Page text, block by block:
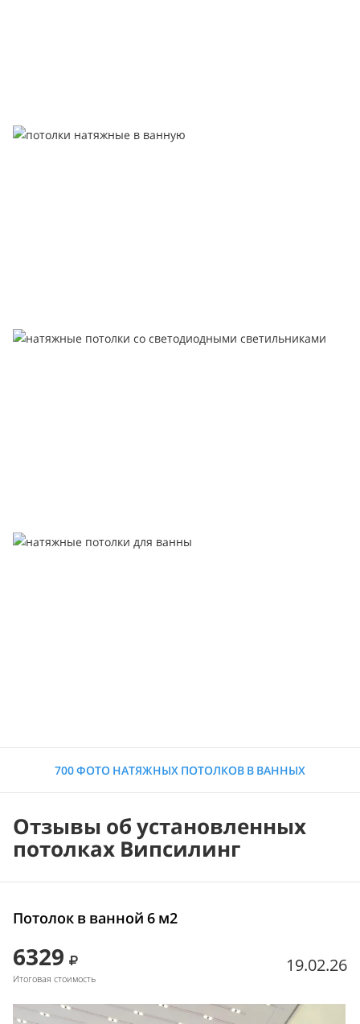
700 ФОТО НАТЯЖНЫХ ПОТОЛКОВ В ВАННЫХ
Отзывы об установленных
потолках Випсилинг
Потолок в ванной 6 м2
6329
Итоговая стоимость
19.02.26